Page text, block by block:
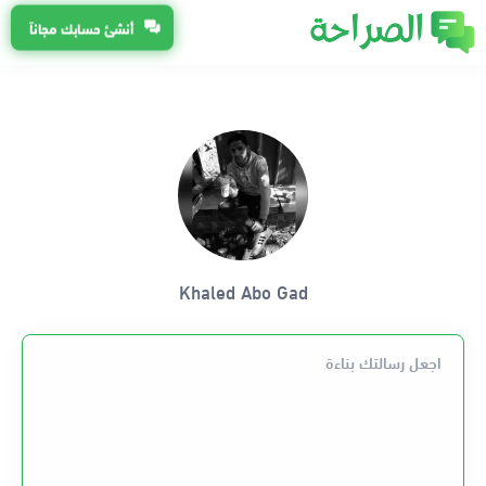
أنشئ حسابك مجاناً
Khaled Abo Gad